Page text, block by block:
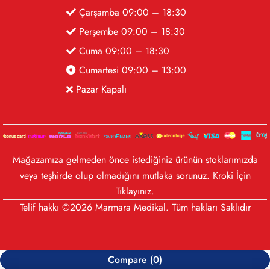
Çarşamba 09:00 – 18:30
Perşembe 09:00 – 18:30
Cuma 09:00 – 18:30
Cumartesi 09:00 – 13:00
Pazar Kapalı
Mağazamıza gelmeden önce istediğiniz ürünün stoklarımızda
veya teşhirde olup olmadığını mutlaka sorunuz. Kroki İçin
Tıklayınız.
Telif hakkı ©2026 Marmara Medikal. Tüm hakları Saklıdır
Compare (0)